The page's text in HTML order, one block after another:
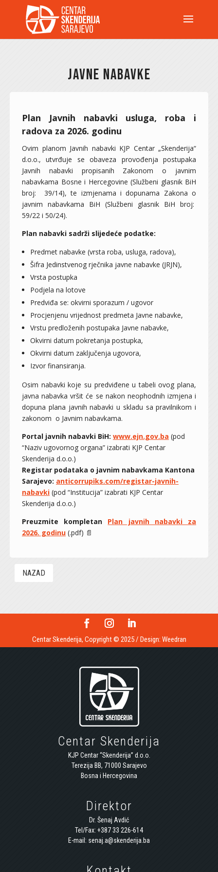
JAVNE NABAVKE
Plan Javnih nabavki usluga, roba i
radova za 2026. godinu
Ovim planom Javnih nabavki KJP Centar „Skenderija“
d.o.o., utvrđuje se obaveza provođenja postupaka
Javnih nabavki propisanih Zakonom o javnim
nabavkama Bosne i Hercegovine (Službeni glasnik BiH
broj: 39/14), te izmjenama i dopunama Zakona o
javnim nabavkama BiH (Službeni glasnik BiH broj:
59/22 i 50/24).
Plan nabavki sadrži slijedeće podatke:
Predmet nabavke (vrsta roba, usluga, radova),
Šifra Jedinstvenog rječnika javne nabavke (JRJN),
Vrsta postupka
Podjela na lotove
Predviđa se: okvirni sporazum / ugovor
Procjenjenu vrijednost predmeta Javne nabavke,
Vrstu predloženih postupaka Javne nabavke,
Okvirni datum pokretanja postupka,
Okvirni datum zaključenja ugovora,
Izvor finansiranja.
Osim nabavki koje su predviđene u tabeli ovog plana,
javna nabavka vršit će se nakon neophodnih izmjena i
dopuna plana javnih nabavki u skladu sa pravilnikom i
zakonom o Javnim nabavkama.
Portal javnih nabavki BiH: www.ejn.gov.ba (pod
“Naziv ugovornog organa” izabrati KJP Centar
Skenderija d.o.o.)
Registar podataka o javnim nabavkama Kantona
Sarajevo: anticorrupiks.com/registar-javnih-
nabavki (pod “Institucija” izabrati KJP Centar
Skenderija d.o.o.)
Preuzmite kompletan Plan javnih nabavki za
2026. godinu (.pdf) 📄
NAZAD
Centar Skenderija, Copyright © 2025 / Design: Weedran
Centar Skenderija
KJP Centar “Skenderija” d.o.o.
Terezija BB, 71000 Sarajevo
Bosna i Hercegovina
Direktor
Dr. Šenaj Avdić
Tel/Fax: +387 33 226-614
E-mail: senaj.a@skenderija.ba